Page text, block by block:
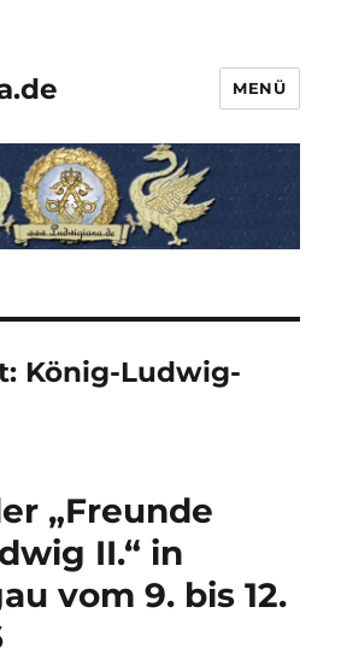
MENÜ
König-Ludwig-
„Freunde
II.“ in
vom 9. bis 12.